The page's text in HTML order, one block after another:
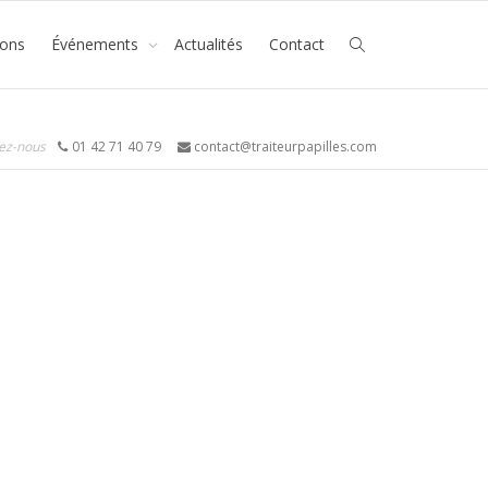
Événements Actualités Contact
nous 01 42 71 40 79 contact@traiteurpapilles.com